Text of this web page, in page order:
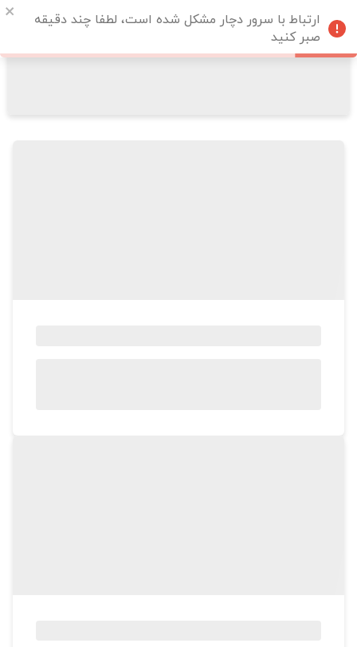
ارتباط با سرور دچار مشکل شده است، لطفا چند دقیقه
صبر کنید